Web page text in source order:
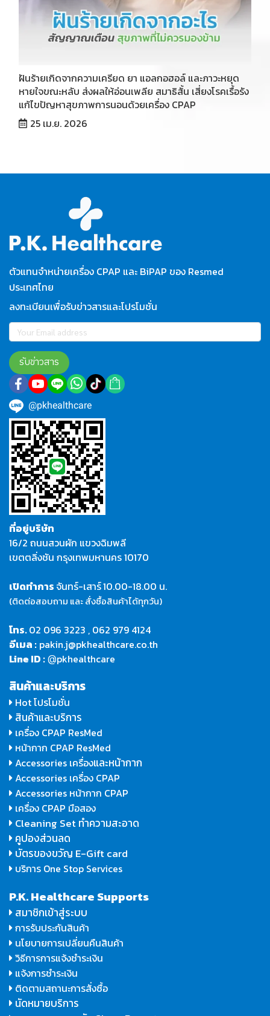
ฝันร้ายเกิดจากความเครียด ยา แอลกอฮอล์ และภาวะหยุด
หายใจขณะหลับ ส่งผลให้อ่อนเพลีย สมาธิสั้น เสี่ยงโรคเรื้อรัง
แก้ไขปัญหาสุขภาพการนอนด้วยเครื่อง CPAP
25 เม.ย. 2026
ตัวแทนจำหน่ายเครื่อง CPAP และ BiPAP ของ Resmed
ประเทศไทย
ลงทะเบียนเพื่อรับข่าวสารและโปรโมชั่น
รับข่าวสาร
@pkhealthcare
ที่อยู่บริษัท
16/2 ถนนสวนผัก แขวงฉิมพลี
เขตตลิ่งชัน กรุงเทพมหานคร 10170
เปิดทำการจันทร์-เสาร์10.00-18.00 น.
(ติดต่อสอบถาม และ สั่งซื้อสินค้าได้ทุกวัน)
โทร.02 096 3223 , 062 979 4124
อีเมล : pakin.j@pkhealthcare.co.th
Line ID : @pkhealthcare
สินค้าและบริการ
Hot โปรโมชั่น
สินค้าและบริการ
เครื่อง CPAP ResMed
หน้ากาก CPAP ResMed
Accessories เครื่องและหน้ากาก
Accessories เครื่อง CPAP
Accessories หน้ากาก CPAP
เครื่อง CPAP มือสอง
Cleaning Set ทำความสะอาด
คูปองส่วนลด
บัตรของขวัญ E-Gift card
บริการ One Stop Services
P.K. Healthcare Supports
สมาชิกเข้าสู่ระบบ
การรับประกันสินค้า
นโยบายการเปลี่ยนคืนสินค้า
วิธีการการแจ้งชำระเงิน
แจ้งการชำระเงิน
ติดตามสถานะการสั่งซื้อ
นัดหมายบริการ